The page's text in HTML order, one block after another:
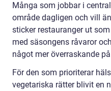
Många som jobbar i
område dagligen och vill
sticker restauranger ut
med säsongens råvaror
något mer överraskande
För den som prioriterar
vegetariska rätter blivit en